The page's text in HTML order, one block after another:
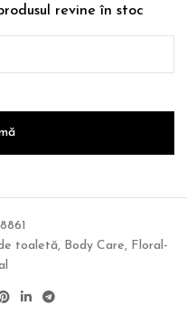
revine în stoc
toaletă, Body Care, Floral-